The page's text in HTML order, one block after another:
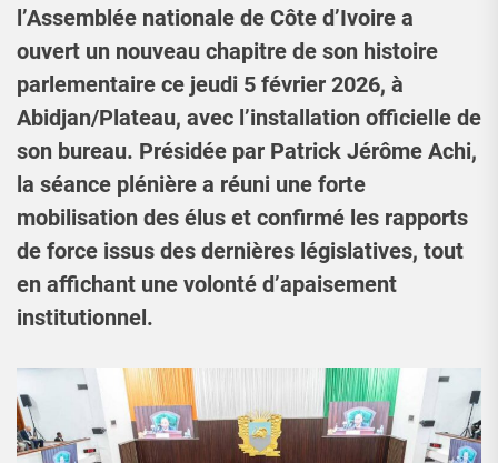
l’Assemblée nationale de Côte d’Ivoire a
ouvert un nouveau chapitre de son histoire
parlementaire ce jeudi 5 février 2026, à
Abidjan/Plateau, avec l’installation officielle de
son bureau. Présidée par Patrick Jérôme Achi,
la séance plénière a réuni une forte
mobilisation des élus et confirmé les rapports
de force issus des dernières législatives, tout
en affichant une volonté d’apaisement
institutionnel.